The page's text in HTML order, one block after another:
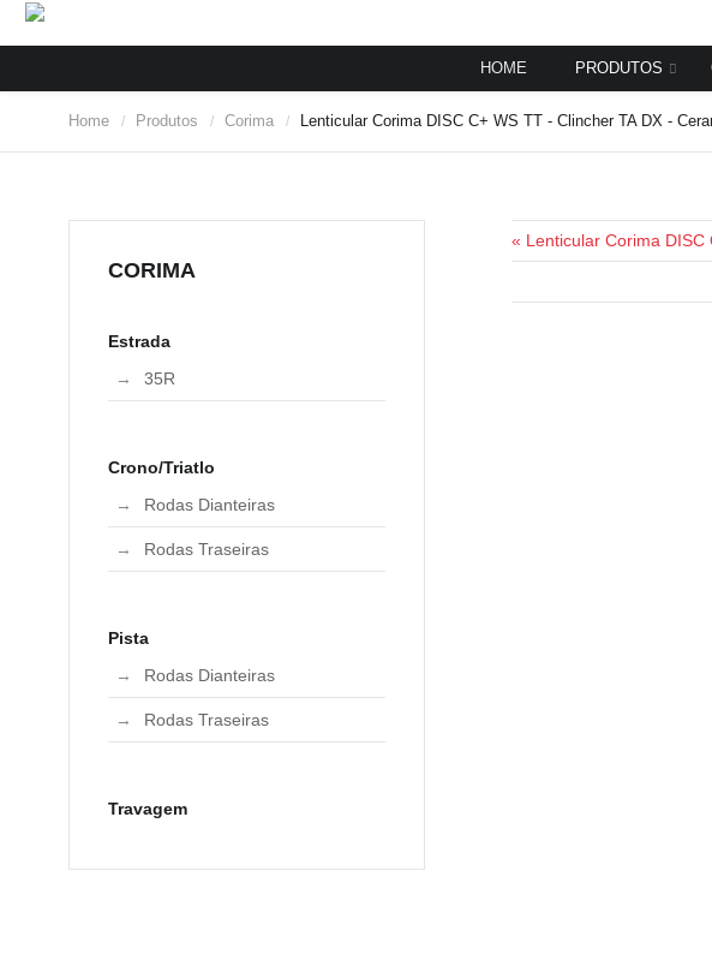
HOME PRODUTOS
Home / Produtos / Corima / Lenticular Corima DISC C+ WS TT - Clincher TA DX -
« Lenticular Corima DISC
CORIMA
Estrada
35R
Crono/Triatlo
Rodas Dianteiras
Rodas Traseiras
Pista
Rodas Dianteiras
Rodas Traseiras
Travagem